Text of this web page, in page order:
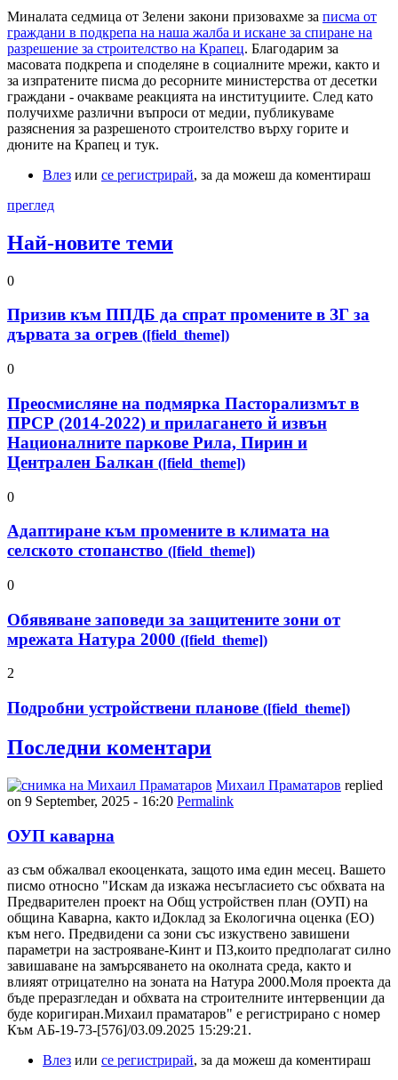
Миналата седмица от Зелени закони призовахме за писма от
граждани в подкрепа на наша жалба и искане за спиране на
разрешение за строителство на Крапец. Благодарим за
масовата подкрепа и споделяне в социалните мрежи, както и
за изпратените писма до ресорните министерства от десетки
граждани - очакваме реакцията на институциите. След като
получихме различни въпроси от медии, публикуваме
разяснения за разрешеното строителство върху горите и
дюните на Крапец и тук.
Влез или се регистрирай, за да можеш да коментираш
преглед
Най-новите теми
0
Призив към ППДБ да спрат промените в ЗГ за
дървата за огрев ([field_theme])
0
Преосмисляне на подмярка Пасторализмът в
ПРСР (2014-2022) и прилагането й извън
Националните паркове Рила, Пирин и
Централен Балкан ([field_theme])
0
Адаптиране към промените в климата на
селското стопанство ([field_theme])
0
Обявяване заповеди за защитените зони от
мрежата Натура 2000 ([field_theme])
2
Подробни устройствени планове ([field_theme])
Последни коментари
Михаил Праматаров replied
on 9 September, 2025 - 16:20 Permalink
ОУП каварна
аз съм обжалвал екооценката, защото има един месец. Вашето
писмо относно "Искам да изкажа несъгласието със обхвата на
Предварителен проект на Общ устройствен план (ОУП) на
община Каварна, както иДоклад за Екологична оценка (ЕО)
към него. Предвидени са зони със изкуствено завишени
параметри на застрояване-Кинт и ПЗ,които предполагат силно
завишаване на замърсяването на околната среда, както и
влияят отрицателно на зоната на Натура 2000.Моля проекта да
бъде преразгледан и обхвата на строителните интервенции да
буде коригиран.Михаил праматаров" е регистрирано с номер
Към АБ-19-73-[576]/03.09.2025 15:29:21.
Влез или се регистрирай, за да можеш да коментираш